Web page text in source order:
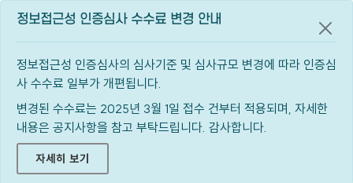
정보접근성 인증심사 수수료 변경 안내
정보접근성 인증심사의 심사기준 및 심사규모 변경에 따라 인증심
사 수수료 일부가 개편됩니다.
변경된 수수료는 2025년 3월 1일 접수 건부터 적용되며, 자세한
내용은 공지사항을 참고 부탁드립니다. 감사합니다.
자세히 보기
공지